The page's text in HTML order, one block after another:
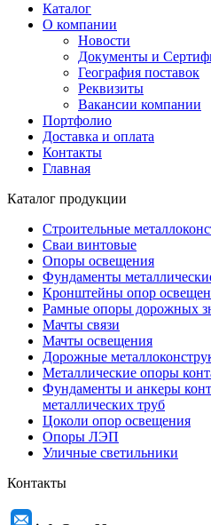
Каталог
О компании
Новости
Документы и
География поставок
Реквизиты
Вакансии компании
Портфолио
Доставка и оплата
Контакты
Главная
Каталог продукции
Строительные
Сваи винтовые
Опоры освещения
Фундаменты
Кронштейны опор
Рамные опоры дорожных
Мачты связи
Мачты освещения
Дорожные
Металлические опоры
Фундаменты и анкеры
металлических труб
Цоколи опор освещения
Опоры ЛЭП
Уличные светильники
Контакты